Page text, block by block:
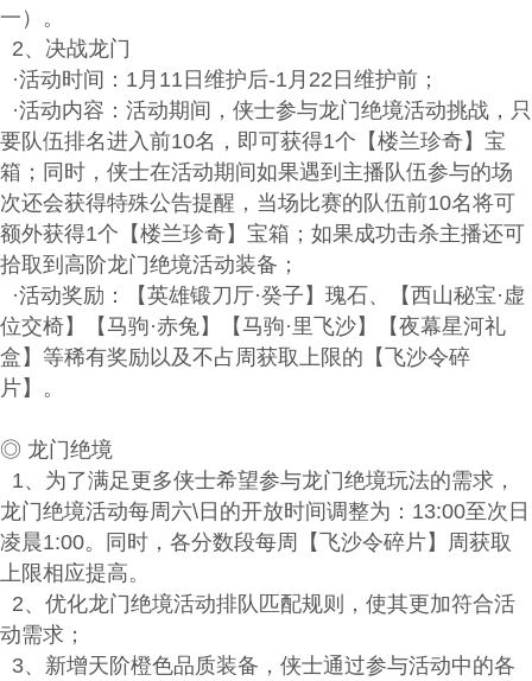
一）。
2、决战龙门
·活动时间：1月11日维护后-1月22日维护前；
·活动内容：活动期间，侠士参与龙门绝境活动挑战，只
要队伍排名进入前10名，即可获得1个【楼兰珍奇】宝
箱；同时，侠士在活动期间如果遇到主播队伍参与的场
次还会获得特殊公告提醒，当场比赛的队伍前10名将可
额外获得1个【楼兰珍奇】宝箱；如果成功击杀主播还可
拾取到高阶龙门绝境活动装备；
·活动奖励：【英雄锻刀厅·癸子】瑰石、【西山秘宝·虚
位交椅】【马驹·赤兔】【马驹·里飞沙】【夜幕星河礼
盒】等稀有奖励以及不占周获取上限的【飞沙令碎
片】。
◎ 龙门绝境
1、为了满足更多侠士希望参与龙门绝境玩法的需求，
龙门绝境活动每周六\日的开放时间调整为：13:00至次日
凌晨1:00。同时，各分数段每周【飞沙令碎片】周获取
上限相应提高。
2、优化龙门绝境活动排队匹配规则，使其更加符合活
动需求；
3、新增天阶橙色品质装备，侠士通过参与活动中的各